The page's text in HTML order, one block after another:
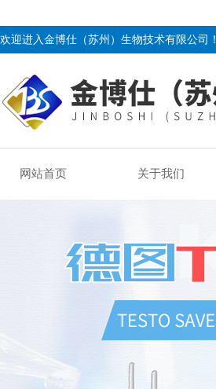
欢迎进入金博仕（苏州）生物技术有限公司！
网站首页 关于我们